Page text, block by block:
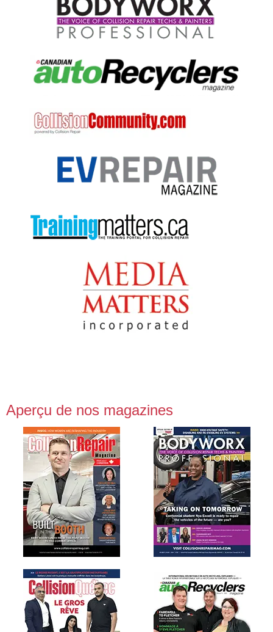
Aperçu de nos magazines